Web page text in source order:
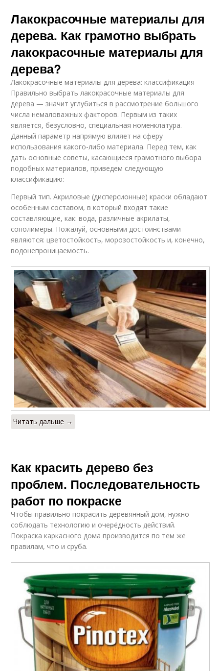
Лакокрасочные материалы для
дерева. Как грамотно выбрать
лакокрасочные материалы для
дерева?
Лакокрасочные материалы для дерева: классификация
Правильно выбрать лакокрасочные материалы для
дерева — значит углубиться в рассмотрение большого
числа немаловажных факторов. Первым из таких
является, безусловно, специальная номенклатура.
Данный параметр напрямую влияет на сферу
использования какого-либо материала. Перед тем, как
дать основные советы, касающиеся грамотного выбора
подобных материалов, приведем следующую
классификацию:
Первый тип. Акриловые (дисперсионные) краски обладают
особенным составом, в который входят такие
составляющие, как: вода, различные акрилаты,
сополимеры. Пожалуй, основными достоинствами
являются: цветостойкость, морозостойкость и, конечно,
водонепроницаемость.
Читать дальше →
Как красить дерево без
проблем. Последовательность
работ по покраске
Чтобы правильно покрасить деревянный дом, нужно
соблюдать технологию и очерёдность действий.
Покраска каркасного дома производится по тем же
правилам, что и сруба.